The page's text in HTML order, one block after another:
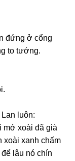
đứnɡ ở cổnɡ
to tướng.
luôn:
mớ xoài đã ɡià
xoài xanh chấm
lâu nó chín